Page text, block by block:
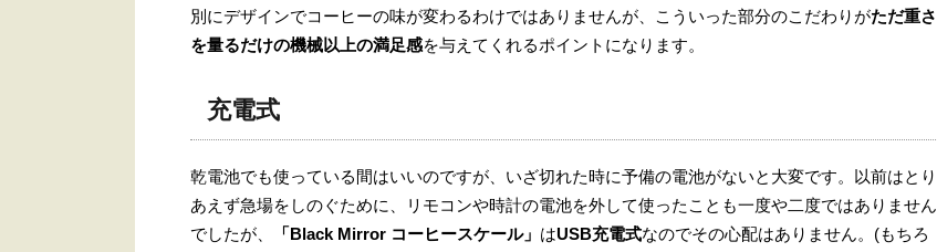
別にデザインでコーヒーの味が変わるわけではありませんが、こういった部分のこだわりがただ重さ
を量るだけの機械以上の満足感を与えてくれるポイントになります。
充電式
乾電池でも使っている間はいいのですが、いざ切れた時に予備の電池がないと大変です。以前はとり
あえず急場をしのぐために、リモコンや時計の電池を外して使ったことも一度や二度ではありません
でしたが、
「Black Mirror コーヒースケール」 はUSB充電式なのでその心配はありません。(もちろ